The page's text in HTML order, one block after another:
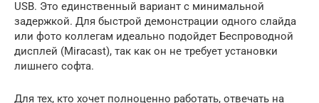
USB. Это единственный вариант с минимальной
задержкой. Для быстрой демонстрации одного слайда
или фото коллегам идеально подойдет Беспроводной
дисплей (Miracast), так как он не требует установки
лишнего софта.
Для тех, кто хочет полноценно работать, отвечать на